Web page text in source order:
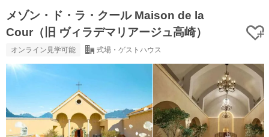
メゾン・ド・ラ・クール Maison de la
Cour（旧 ヴィラデマリアージュ高崎）
オンライン見学可能 式場・ゲストハウス